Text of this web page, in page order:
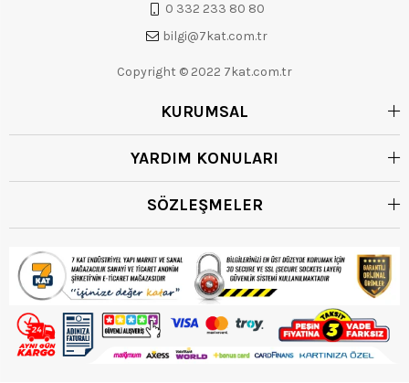
0 332 233 80 80
bilgi@7kat.com.tr
Copyright © 2022 7kat.com.tr
KURUMSAL
YARDIM KONULARI
SÖZLEŞMELER